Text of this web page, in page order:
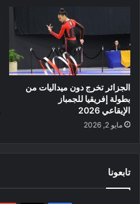
الجزائر تخرج دون ميداليات من
بطولة إفريقيا للجمباز
الإيقاعي 2026
مايو 2, 2026
تابعونا